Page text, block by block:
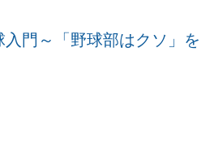
門～「野球部はクソ」を